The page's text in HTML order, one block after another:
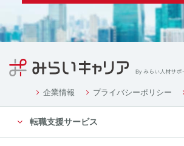
企業情報 プライバシーポリシー
転職支援サービス